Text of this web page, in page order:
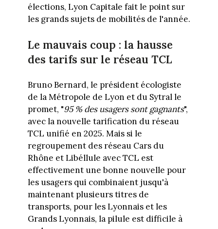
élections, Lyon Capitale fait le point sur
les grands sujets de mobilités de l'année.
Le mauvais coup : la hausse
des tarifs sur le réseau TCL
Bruno Bernard, le président écologiste
de la Métropole de Lyon et du Sytral le
promet, "95 % des usagers sont gagnants",
avec la nouvelle tarification du réseau
TCL unifié en 2025. Mais si le
regroupement des réseau Cars du
Rhône et Libéllule avec TCL est
effectivement une bonne nouvelle pour
les usagers qui combinaient jusqu'à
maintenant plusieurs titres de
transports, pour les Lyonnais et les
Grands Lyonnais, la pilule est difficile à